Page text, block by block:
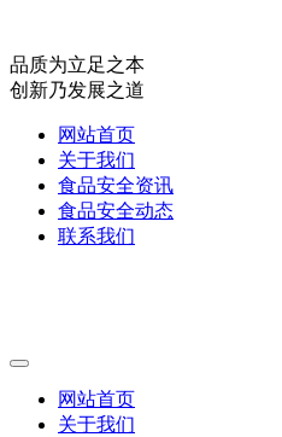
品质为立足之本
创新乃发展之道
网站首页
关于我们
食品安全资讯
食品安全动态
联系我们
网站首页
关于我们